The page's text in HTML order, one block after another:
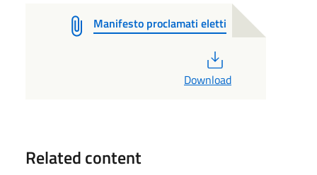
Manifesto proclamati eletti
Download
Related content